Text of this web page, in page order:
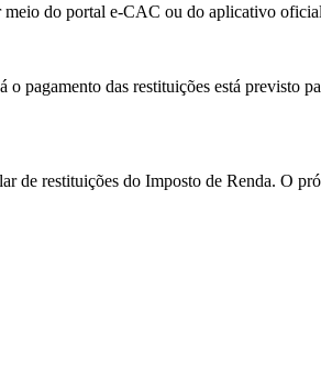
meio do portal e-CAC ou do aplicativo
pagamento das restituições está previsto
de restituições do Imposto de Renda. O